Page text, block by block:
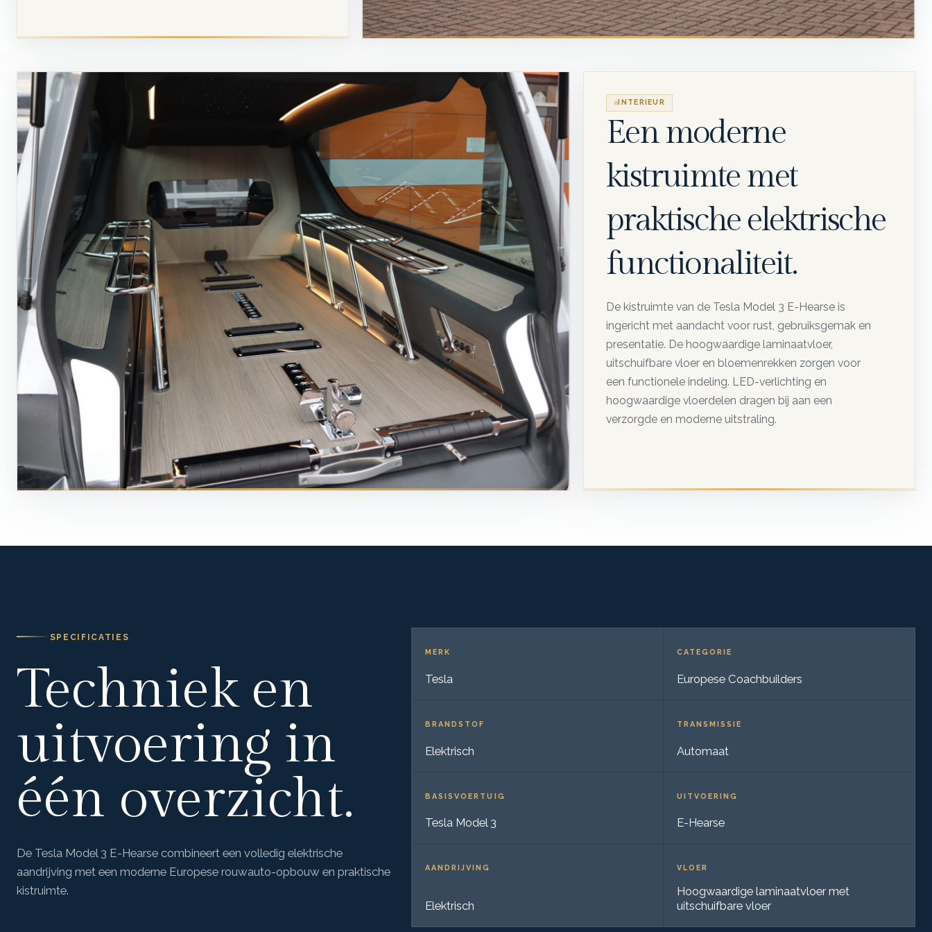
INTERIEUR
Een moderne
kistruimte met
praktische elektrische
functionaliteit.
De kistruimte van de Tesla Model 3 E-Hearse is
ingericht met aandacht voor rust, gebruiksgemak en
presentatie. De hoogwaardige laminaatvloer,
uitschuifbare vloer en bloemenrekken zorgen voor
een functionele indeling. LED-verlichting en
hoogwaardige vloerdelen dragen bij aan een
verzorgde en moderne uitstraling.
SPECIFICATIES
Techniek en
uitvoering in
één overzicht.
De Tesla Model 3 E-Hearse combineert een volledig elektrische
aandrijving met een moderne Europese rouwauto-opbouw en praktische
kistruimte.
MERK
Tesla
CATEGORIE
Europese Coachbuilders
BRANDSTOF
Elektrisch
TRANSMISSIE
Automaat
BASISVOERTUIG
Tesla Model 3
UITVOERING
E-Hearse
AANDRIJVING
Elektrisch
VLOER
Hoogwaardige laminaatvloer met
uitschuifbare vloer